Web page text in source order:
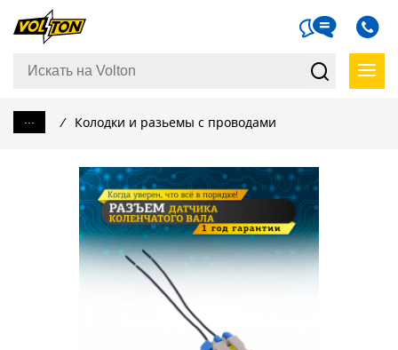
... / Колодки и разьемы с проводами